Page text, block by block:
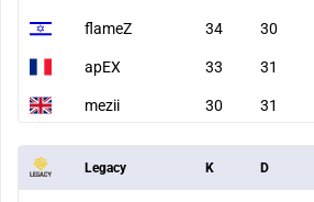
flameZ 34 30
apEX 33 31
mezii 30 31
Legacy K D